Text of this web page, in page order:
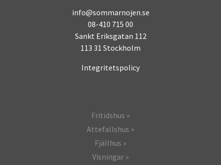
info@sommarnojen.se
08-410 715 00
Sankt Eriksgatan 112
113 31 Stockholm
Integritetspolicy
Fritidshus
Attefallshus
Fjällhus
Visningar